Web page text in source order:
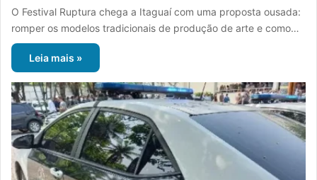
O Festival Ruptura chega a Itaguaí com uma proposta ousada:
romper os modelos tradicionais de produção de arte e como…
Leia mais »